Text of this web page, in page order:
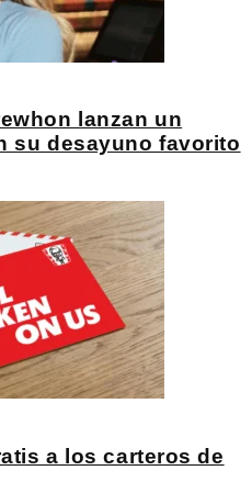
lanzan un
su desayuno favorito
a los carteros de